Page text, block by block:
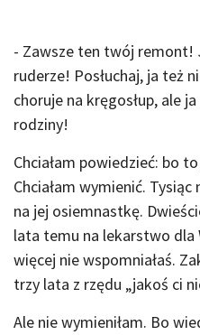
- Zawsze ten twój remont!
ruderze! Posłuchaj, ja też
choruje na kręgosłup, ale
rodziny!
Chciałam powiedzieć: bo
Chciałam wymienić.
na jej osiemnastkę.
lata temu na lekarstwo dla
więcej nie wspomniałaś.
trzy lata z rzędu „jakoś ci
Ale nie wymieniłam. Bo